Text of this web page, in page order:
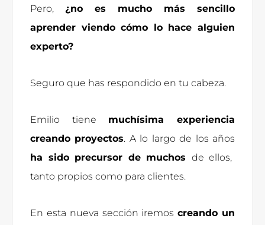
Pero, ¿no es mucho más sencillo
aprender viendo cómo lo hace alguien
experto?
Seguro que has respondido en tu cabeza.
Emilio tiene muchísima experiencia
creando proyectos. A lo largo de los años
ha sido precursor de muchos de ellos,
tanto propios como para clientes.
En esta nueva sección iremoscreando un